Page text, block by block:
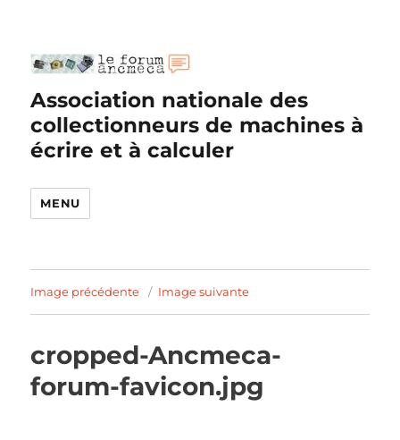
Association nationale des
collectionneurs de machines à
écrire et à calculer
MENU
Image précédente Image suivante
cropped-Ancmeca-
forum-favicon.jpg